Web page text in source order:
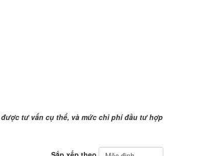
tư vấn cụ thể, và mức chi phí đầu tư hợp